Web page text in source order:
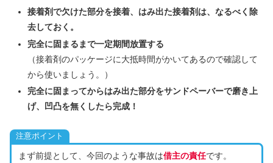
接着剤で欠けた部分を接着、はみ出た接着剤は、なるべく除
去しておく。
完全に固まるまで一定期間放置する
（接着剤のパッケージに大抵時間がかいてあるので確認して
から使いましょう。）
完全に固まってからはみ出た部分をサンドペーバーで磨き上
げ、凹凸を無くしたら完成！
注意ポイント
まず前提として、今回のような事故は借主の責任です。